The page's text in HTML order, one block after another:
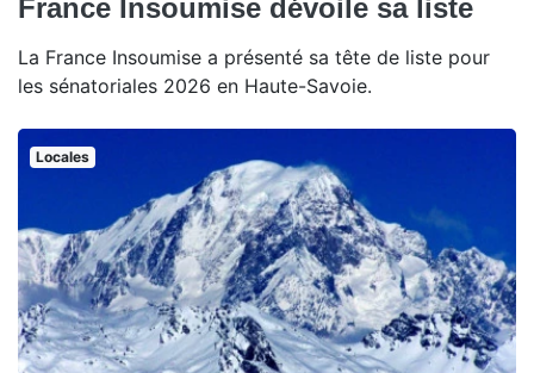
France Insoumise dévoile sa liste
La France Insoumise a présenté sa tête de liste pour
les sénatoriales 2026 en Haute-Savoie.
Locales